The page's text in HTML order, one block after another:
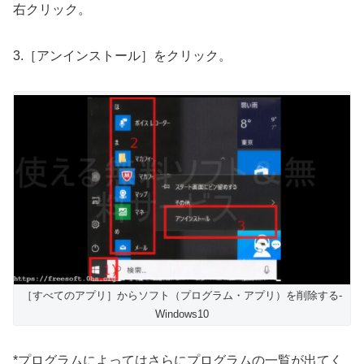
右クリック。
3.［アンインストール］をクリック。
［すべてのアプリ］からソフト（プログラム・アプリ）を削除する-
Windows10
*プログラムによってはさらにプログラムの一覧が出てく